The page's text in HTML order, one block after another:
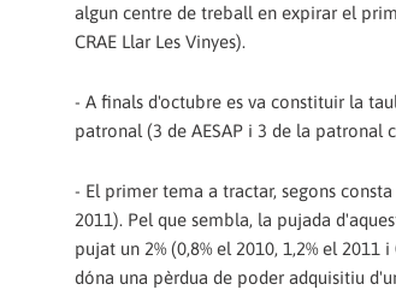
algun centre de treball en expirar el
CRAE Llar Les Vinyes).
- A finals d'octubre es va constituir la
patronal (3 de AESAP i 3 de la patronal
- El primer tema a tractar, segons
2011). Pel que sembla, la pujada
pujat un 2% (0,8% el 2010, 1,2% el
dóna una pèrdua de poder adquisitiu